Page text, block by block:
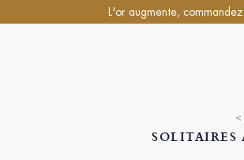
L'or augmente,
<
SOLITAIRES